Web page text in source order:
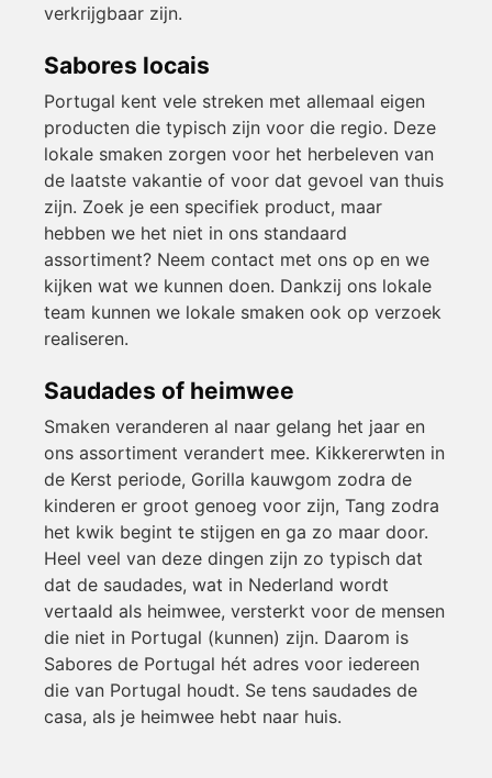
verkrijgbaar zijn.
Sabores locais
Portugal kent vele streken met allemaal eigen
producten die typisch zijn voor die regio. Deze
lokale smaken zorgen voor het herbeleven van
de laatste vakantie of voor dat gevoel van thuis
zijn. Zoek je een specifiek product, maar
hebben we het niet in ons standaard
assortiment? Neem contact met ons op en we
kijken wat we kunnen doen. Dankzij ons lokale
team kunnen we lokale smaken ook op verzoek
realiseren.
Saudades of heimwee
Smaken veranderen al naar gelang het jaar en
ons assortiment verandert mee. Kikkererwten in
de Kerst periode, Gorilla kauwgom zodra de
kinderen er groot genoeg voor zijn, Tang zodra
het kwik begint te stijgen en ga zo maar door.
Heel veel van deze dingen zijn zo typisch dat
dat de saudades, wat in Nederland wordt
vertaald als heimwee, versterkt voor de mensen
die niet in Portugal (kunnen) zijn. Daarom is
Sabores de Portugal hét adres voor iedereen
die van Portugal houdt. Se tens saudades de
casa, als je heimwee hebt naar huis.